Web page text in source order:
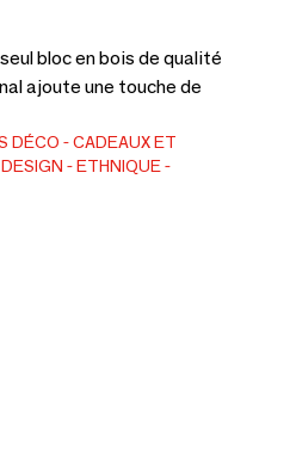
bloc en bois de qualité
ajoute une touche de
DÉCO
CADEAUX ET
ETHNIQUE